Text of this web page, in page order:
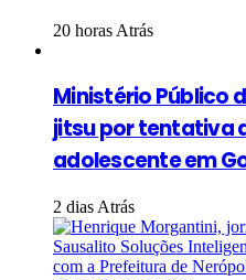
20 horas Atrás
Ministério Público
jitsu por tentativa
adolescente em
2 dias Atrás